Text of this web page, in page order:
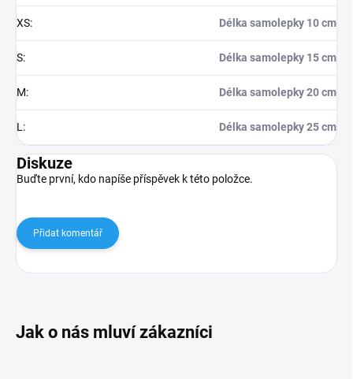
XS: Délka samolepky 10 cm
S: Délka samolepky 15 cm
M: Délka samolepky 20 cm
L : Délka samolepky 25 cm
Diskuze
Buďte první, kdo napíše příspěvek k této položce.
Přidat komentář